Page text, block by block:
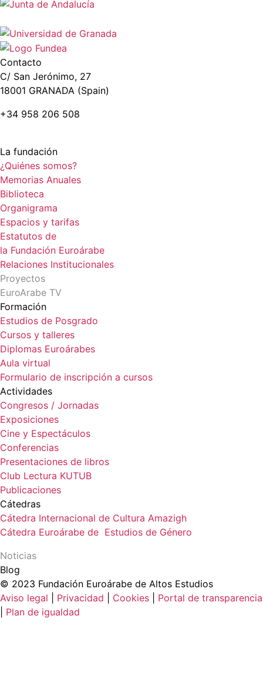
Contacto
C/ San Jerónimo, 27
18001 GRANADA (Spain)
+34 958 206 508
La fundación
¿Quiénes somos?
Memorias Anuales
Biblioteca
Organigrama
Espacios y tarifas
Estatutos de
la Fundación Euroárabe
Relaciones Institucionales
Proyectos
EuroArabe TV
Formación
Estudios de Posgrado
Cursos y talleres
Diplomas Euroárabes
Aula virtual
Formulario de inscripción a cursos
Actividades
Congresos / Jornadas
Exposiciones
Cine y Espectáculos
Conferencias
Presentaciones de libros
Club Lectura KUTUB
Publicaciones
Cátedras
Cátedra Internacional de Cultura Amazigh
Cátedra Euroárabe de Estudios de Género
Noticias
Blog
© 2023 Fundación Euroárabe de Altos Estudios
Aviso legal
Privacidad Cookies
Portal de transparencia
Plan de igualdad